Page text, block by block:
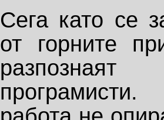
Сега като се
от горните